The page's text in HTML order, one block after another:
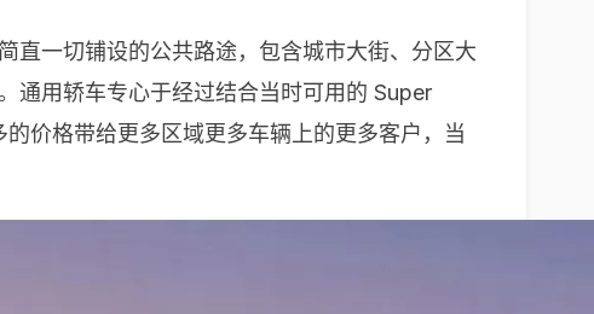
直一切铺设的公共路途，包含城市大街、分区大
通用轿车专心于经过结合当时可用的 Super
价格带给更多区域更多车辆上的更多客户，当